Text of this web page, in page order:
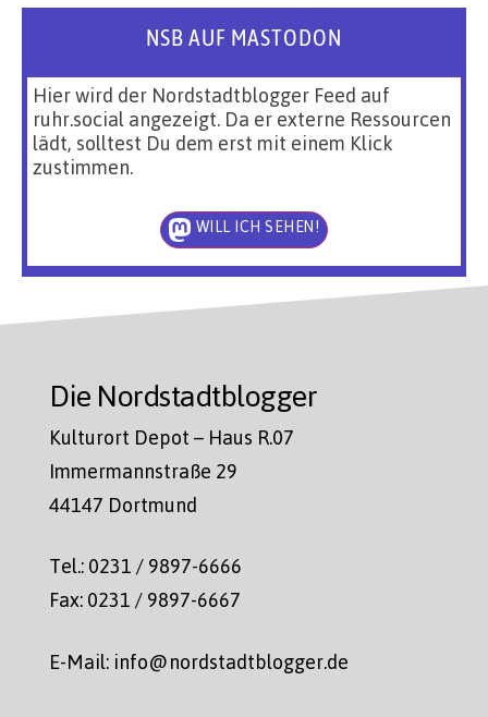
NSB AUF MASTODON
Hier wird der Nordstadtblogger Feed auf
ruhr.social angezeigt. Da er externe Ressourcen
lädt, solltest Du dem erst mit einem Klick
zustimmen.
WILL ICH SEHEN!
Die Nordstadtblogger
Kulturort Depot – Haus R.07
Immermannstraße 29
44147 Dortmund
Tel.: 0231 / 9897-6666
Fax: 0231 / 9897-6667
E-Mail: info@nordstadtblogger.de